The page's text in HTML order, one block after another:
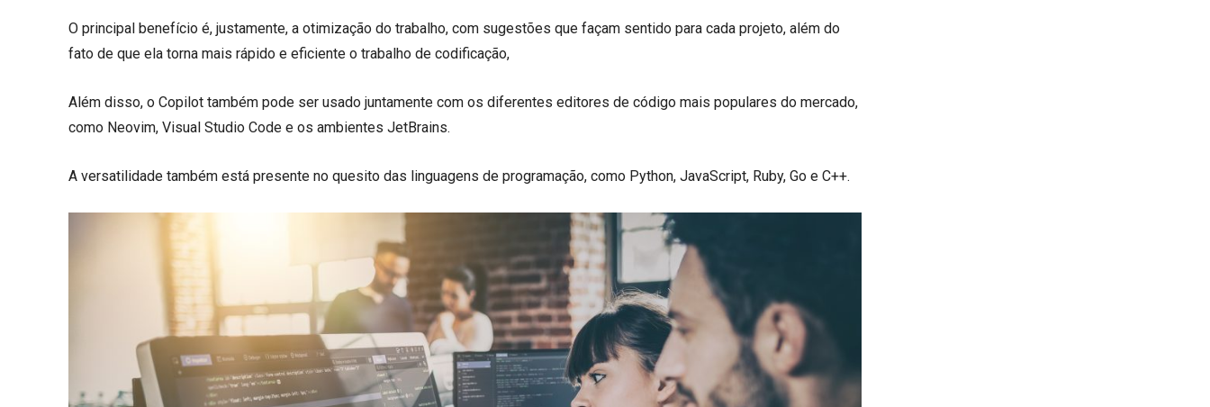
O principal benefício é, justamente, a otimização do trabalho, com sugestões que façam sentido para cada projeto, além do
fato de que ela torna mais rápido e eficiente o trabalho de codificação,
Além disso, o Copilot também pode ser usado juntamente com os diferentes editores de código mais populares do mercado,
como Neovim, Visual Studio Code e os ambientes JetBrains.
A versatilidade também está presente no quesito das linguagens de programação, como Python, JavaScript, Ruby, Go e C++.